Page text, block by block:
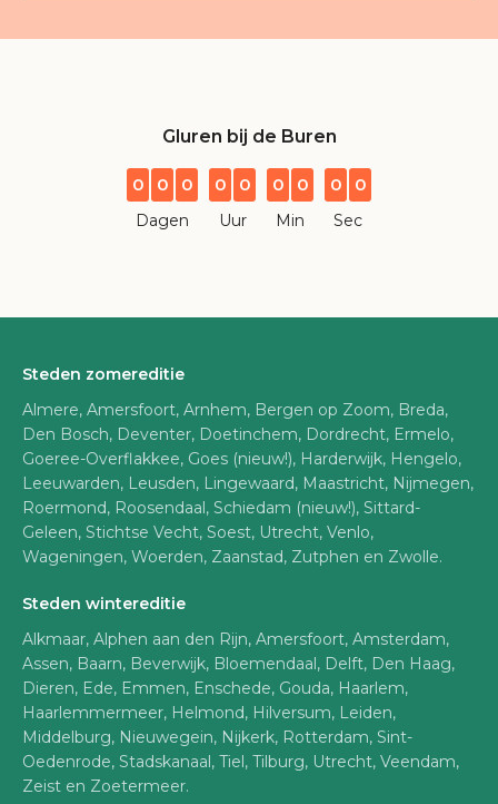
Gluren bij de Buren
0 0 0
Dagen
0 0
Uur
0 0
Min
0 0
Sec
Steden zomereditie
Almere, Amersfoort, Arnhem, Bergen op Zoom, Breda,
Den Bosch, Deventer, Doetinchem, Dordrecht, Ermelo,
Goeree-Overflakkee, Goes (nieuw!), Harderwijk, Hengelo,
Leeuwarden, Leusden, Lingewaard, Maastricht, Nijmegen,
Roermond, Roosendaal, Schiedam (nieuw!), Sittard-
Geleen, Stichtse Vecht, Soest, Utrecht, Venlo,
Wageningen, Woerden, Zaanstad, Zutphen en Zwolle.
Steden wintereditie
Alkmaar, Alphen aan den Rijn, Amersfoort, Amsterdam,
Assen, Baarn, Beverwijk, Bloemendaal, Delft, Den Haag,
Dieren, Ede, Emmen, Enschede, Gouda, Haarlem,
Haarlemmermeer, Helmond, Hilversum, Leiden,
Middelburg, Nieuwegein, Nijkerk, Rotterdam, Sint-
Oedenrode, Stadskanaal, Tiel, Tilburg, Utrecht, Veendam,
Zeist en Zoetermeer.